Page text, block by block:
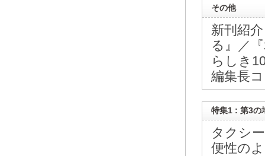
その他
新刊紹
る』／
らしき
編集長
特集1 : 第3の
タクシ
便性の